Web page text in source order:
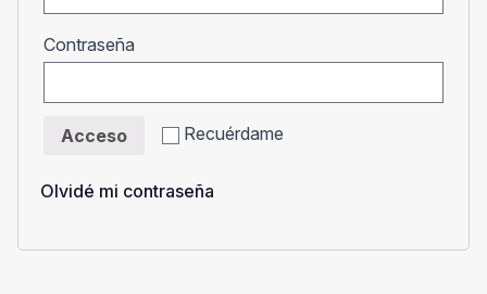
Contraseña
Recuérdame
Acceso
Olvidé mi contraseña